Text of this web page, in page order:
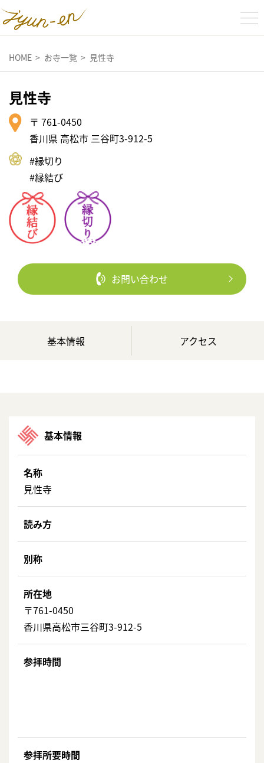
HOME お寺一覧 見性寺
見性寺
〒 761-0450
香川県 高松市 三谷町3-912-5
#縁切り
#縁結び
お問い合わせ
基本情報 アクセス
基本情報
名称
見性寺
読み方
別称
所在地
〒761-0450
香川県高松市三谷町3-912-5
参拝時間
参拝所要時間